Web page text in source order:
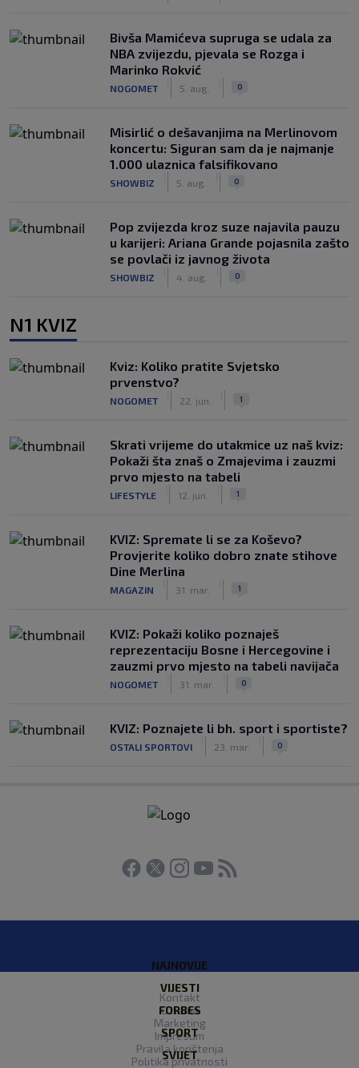
Bivša Mamićeva supruga se udala za
NBA zvijezdu, pjevala se Rozga i
Marinko Rokvić
NOGOMET 5. aug. 0
Misirlić o dešavanjima na Merlinovom
koncertu: Siguran sam da je najmanje
1.000 ulaznica falsifikovano
SHOWBIZ 5. aug. 0
Pop zvijezda kroz suze najavila pauzu
u karijeri: Ariana Grande pojasnila zašto
se povlači iz javnog života
SHOWBIZ 4. aug. 0
N1 KVIZ
Kviz: Koliko pratite Svjetsko
prvenstvo?
NOGOMET 22. jun. 1
Skrati vrijeme do utakmice uz naš kviz:
Pokaži šta znaš o Zmajevima i zauzmi
prvo mjesto na tabeli
LIFESTYLE 12. jun. 1
KVIZ: Spremate li se za Koševo?
Provjerite koliko dobro znate stihove
Dine Merlina
MAGAZIN 31. mar. 1
KVIZ: Pokaži koliko poznaješ
reprezentaciju Bosne i Hercegovine i
zauzmi prvo mjesto na tabeli navijača
NOGOMET 31. mar. 0
KVIZ: Poznajete li bh. sport i sportiste?
OSTALI SPORTOVI 23. mar. 0
NAJNOVIJE
VIJESTI
FORBES
SPORT
SVIJET
Kontakt
O nama
Marketing
Impresum
Pravila korištenja
Politika privatnosti